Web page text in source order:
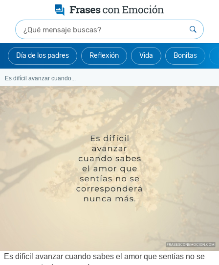
Día de los padres Reflexión Vida Bonitas
Es difícil avanzar cuando...
Es difícil avanzar cuando sabes el amor que sentías no se